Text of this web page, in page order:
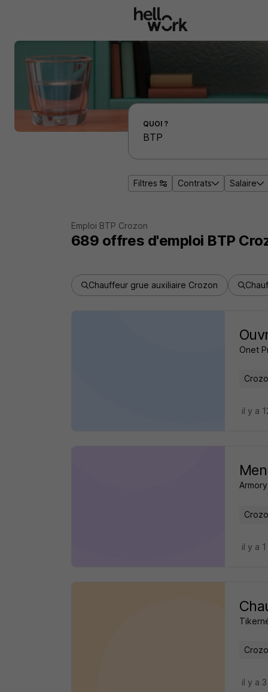
Effectuer une recherche d'emploi par localité
QUOI ?
Filtres Contrats Salaire
Emploi BTP Crozon
689 offres d'emploi BTP
Chauffeur grue auxiliaire Crozon
Onet
il y a
Armory
il y a
il y a